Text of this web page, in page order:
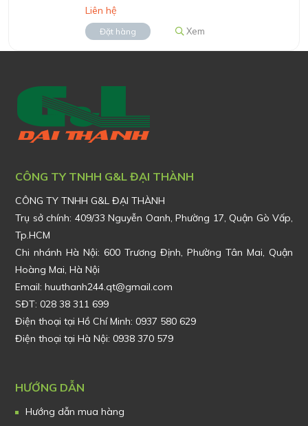
Liên hệ
Đặt hàng Xem
CÔNG TY TNHH G&L ĐẠI THÀNH
CÔNG TY TNHH G&L ĐẠI THÀNH
Trụ sở chính: 409/33 Nguyễn Oanh, Phường 17, Quận Gò Vấp,
Tp.HCM
Chi nhánh Hà Nội: 600 Trương Định, Phường Tân Mai, Quận
Hoàng Mai, Hà Nội
Email: huuthanh244.qt@gmail.com
SĐT: 028 38 311 699
Điện thoại tại Hồ Chí Minh: 0937 580 629
Điện thoại tại Hà Nội: 0938 370 579
HƯỚNG DẪN
Hướng dẫn mua hàng